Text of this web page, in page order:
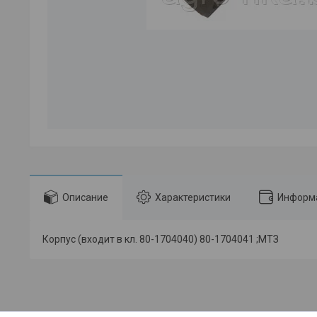
Описание Характеристики
Корпус (входит в кл. 80-1704040) 80-1704041 ;МТЗ